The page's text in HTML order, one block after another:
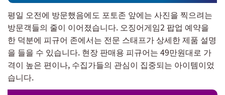
평일 오전에 방문했음에도 포토존 앞에는 사진을 찍으려는
방문객들의 줄이 이어졌습니다. 오징어게임2 팝업 예약을
한 덕분에 피규어 존에서는 전문 스태프가 상세한 제품 설명
을 들을 수 있습니다. 현장 판매용 피규어는 49만원대로 가
격이 높은 편이나, 수집가들의 관심이 집중되는 아이템이었
습니다.